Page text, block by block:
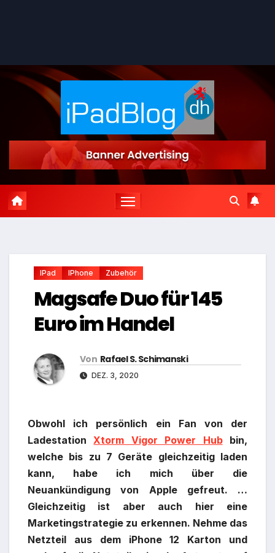
IPad IPhone Zubehör
Magsafe Duo für 145
Euro im Handel
Von Rafael S. Schimanski
DEZ. 3, 2020
Obwohl ich persönlich ein Fan von der
LadestationXtorm Vigor Power Hubbin,
welche bis zu 7 Geräte gleichzeitig laden
kann, habe ich mich über die
Neuankündigung von Apple gefreut. …
Gleichzeitig ist aber auch hier eine
Marketingstrategie zu erkennen. Nehme das
Netzteil aus dem iPhone 12 Karton und